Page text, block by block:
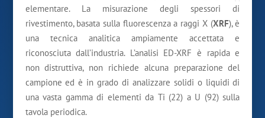
elementare. La misurazione degli spessori di
rivestimento, basata sulla fluorescenza a raggi X (XRF), è
una tecnica analitica ampiamente accettata e
riconosciuta dall’industria. L’analisi ED-XRF è rapida e
non distruttiva, non richiede alcuna preparazione del
campione ed è in grado di analizzare solidi o liquidi di
una vasta gamma di elementi da Ti (22) a U (92) sulla
tavola periodica.